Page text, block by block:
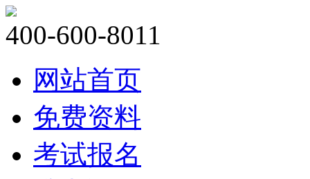
400-600-8011
网站首页
免费资料
考试报名